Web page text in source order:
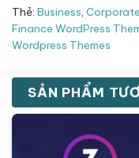
Thẻ: Business, Corporate
Finance WordPress
Wordpress Themes
SẢN PHẨM